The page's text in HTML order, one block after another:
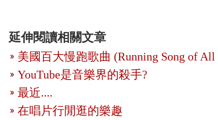
延伸閱讀相關文章
美國百大慢跑歌曲 (Running Song of All
YouTube是音樂界的殺手?
最近....
在唱片行閒逛的樂趣